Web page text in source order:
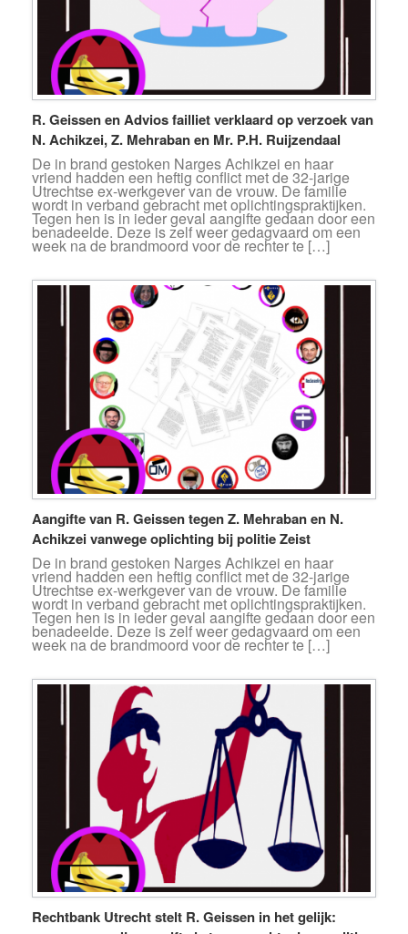
R. Geissen en Advios failliet verklaard op verzoek van
N. Achikzei, Z. Mehraban en Mr. P.H. Ruijzendaal
De in brand gestoken Narges Achikzei en haar
vriend hadden een heftig conflict met de 32-jarige
Utrechtse ex-werkgever van de vrouw. De familie
wordt in verband gebracht met oplichtingspraktijken.
Tegen hen is in ieder geval aangifte gedaan door een
benadeelde. Deze is zelf weer gedagvaard om een
week na de brandmoord voor de rechter te […]
Aangifte van R. Geissen tegen Z. Mehraban en N.
Achikzei vanwege oplichting bij politie Zeist
De in brand gestoken Narges Achikzei en haar
vriend hadden een heftig conflict met de 32-jarige
Utrechtse ex-werkgever van de vrouw. De familie
wordt in verband gebracht met oplichtingspraktijken.
Tegen hen is in ieder geval aangifte gedaan door een
benadeelde. Deze is zelf weer gedagvaard om een
week na de brandmoord voor de rechter te […]
Rechtbank Utrecht stelt R. Geissen in het gelijk: